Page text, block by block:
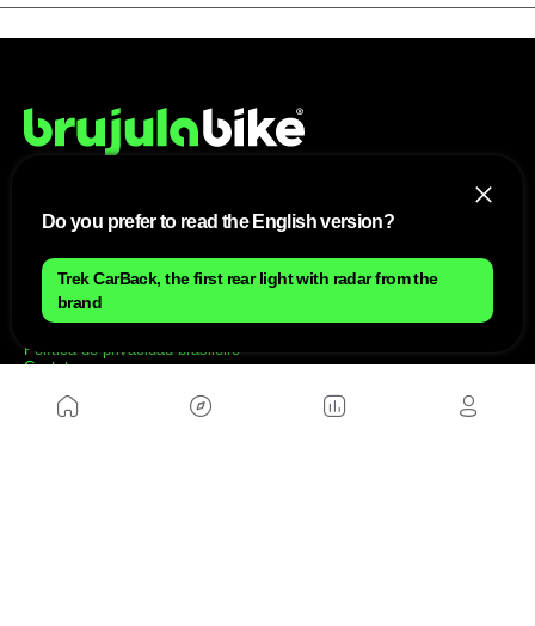
NÓS
Mapa do site
Aviso Legal Brasileiro
Política de cookies Brasileiro
Política de privacidad brasileiro
Contato
Do you prefer to read the English version?
Trek CarBack, the first rear light with radar from the
brand